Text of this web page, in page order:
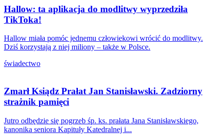
Hallow: ta aplikacja do modlitwy wyprzedziła
TikToka!
Hallow miała pomóc jednemu człowiekowi wrócić do modlitwy.
Dziś korzystają z niej miliony – także w Polsce.
świadectwo
Zmarł Ksiądz Prałat Jan Stanisławski. Zadziorny
strażnik pamięci
Jutro odbędzie się pogrzeb śp. ks. prałata Jana Stanisławskiego,
kanonika seniora Kapituły Katedralnej i...